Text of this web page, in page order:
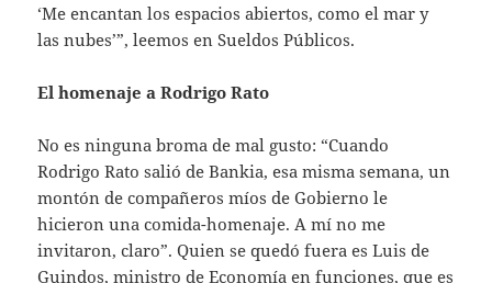
‘Me encantan los espacios abiertos, como el mar y
las nubes’”, leemos en Sueldos Públicos.
El homenaje a Rodrigo Rato
No es ninguna broma de mal gusto: “Cuando
Rodrigo Rato salió de Bankia, esa misma semana, un
montón de compañeros míos de Gobierno le
hicieron una comida-homenaje. A mí no me
invitaron, claro”. Quien se quedó fuera es Luis de
Guindos, ministro de Economía en funciones, que es